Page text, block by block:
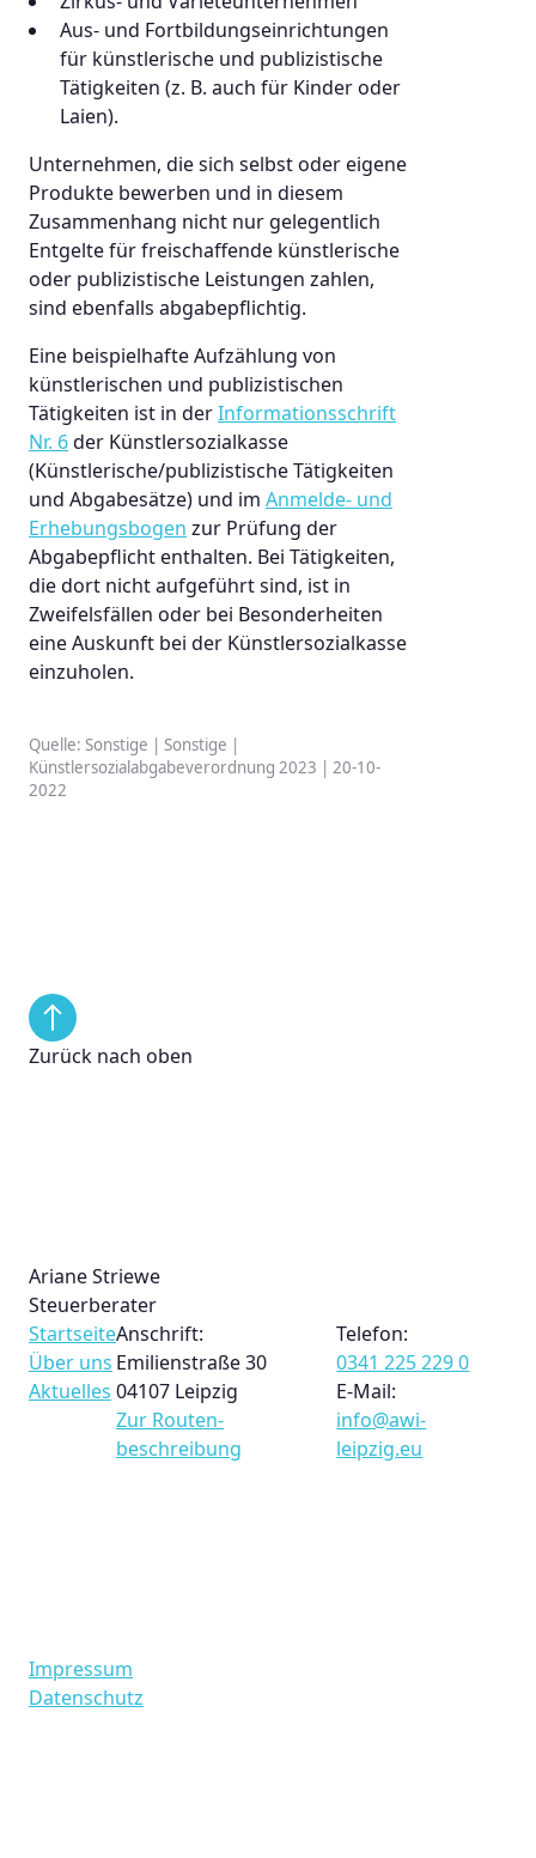
Aus- und Fortbildungseinrichtungen
für künstlerische und publizistische
Tätigkeiten (z. B. auch für Kinder oder
Laien).
Unternehmen, die sich selbst oder eigene
Produkte bewerben und in diesem
Zusammenhang nicht nur gelegentlich
Entgelte für freischaffende künstlerische
oder publizistische Leistungen zahlen,
sind ebenfalls abgabepflichtig.
Eine beispielhafte Aufzählung von
künstlerischen und publizistischen
Tätigkeiten ist in derInformationsschrift
Nr. 6der Künstlersozialkasse
(Künstlerische/publizistische Tätigkeiten
und Abgabesätze) und im Anmelde- und
Erhebungsbogen zur Prüfung der
Abgabepflicht enthalten. Bei Tätigkeiten,
die dort nicht aufgeführt sind, ist in
Zweifelsfällen oder bei Besonderheiten
eine Auskunft bei der Künstlersozialkasse
einzuholen.
Quelle: Sonstige | Sonstige |
Künstlersozialabgabeverordnung 2023 | 20-10-
2022
Zurück nach oben
Ariane Striewe
Steuerberater
Startseite
Über uns
Aktuelles
Anschrift:
Emilienstraße 30
04107 Leipzig
Zur Routen­
beschreibung
Telefon:
0341 225 229 0
E-Mail:
info@awi-
leipzig.eu
Impressum
Datenschutz